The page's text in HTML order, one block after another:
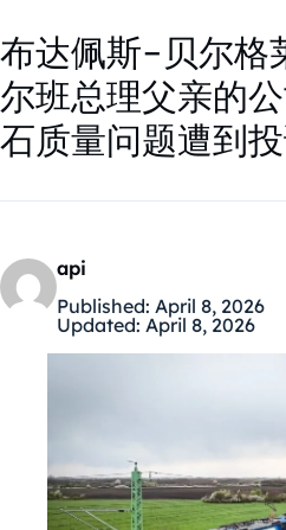
布达佩斯-贝尔格
尔班总理父亲的
石质量问题遭到
api
Published: April 8, 2026
Updated: April 8, 2026